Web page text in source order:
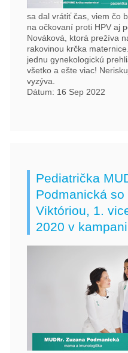
sa dal vrátiť čas, viem čo
na očkovaní proti HPV aj
Nováková, ktorá prežíva
rakovinou krčka
jednu gynekologickú
všetko a ešte viac!
vyzýva.
Dátum: 16 Sep 2022
Pediatrička
Podmanická
Viktóriou, 1.
2020 v